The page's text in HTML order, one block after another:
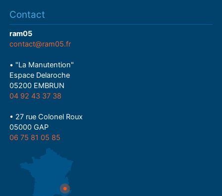
Contact
ram05
contact@ram05.fr
• "La Manutention"
Espace Delaroche
05200 EMBRUN
04 92 43 37 38
• 27 rue Colonel Roux
05000 GAP
06 75 81 05 85